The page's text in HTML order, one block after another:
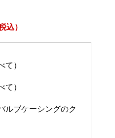
込）
て）
て）
ルブケーシングのク